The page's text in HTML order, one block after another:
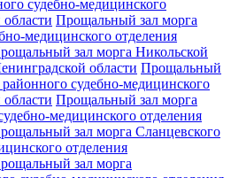
судебно-медицинского
Прощальный зал морга
медицинского отделения
зал морга Никольской
области Прощальный
судебно-медицинского
Прощальный зал морга
медицинского отделения
зал морга Сланцевского
отделения
зал морга